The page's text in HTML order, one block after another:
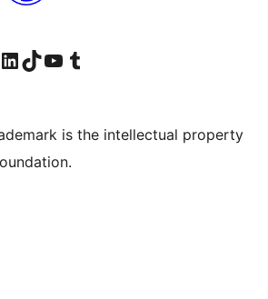
konto
Besök vårt LinkedIn-konto
Besök vårt TikTok-konto
Besök vår YouTube-kanalBesök vårt Tumblr-konto
is the intellectual property